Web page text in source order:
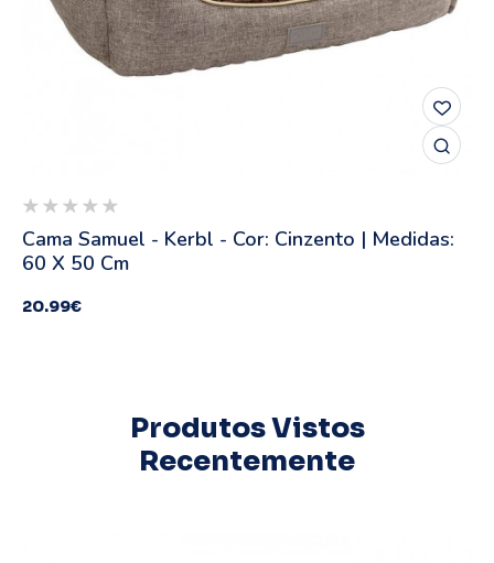
Cama Samuel - Kerbl - Cor: Cinzento | Medidas:
60 X 50 Cm
20.99€
Produtos Vistos
Recentemente